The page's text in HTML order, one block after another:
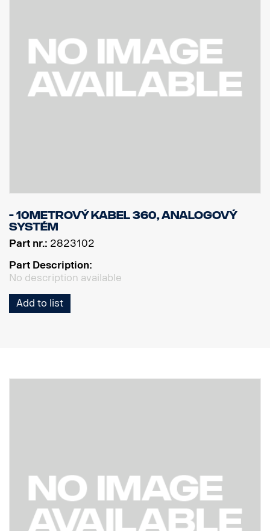
- 10metrový kabel 360, analogový
systém
Part nr.: 2823102
Part Description:
No description available
Add to list